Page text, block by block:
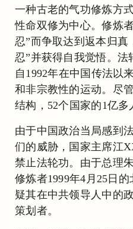
一种古老的气功修炼方
性命双修为中心。修炼
忍”而争取达到返本归真
忍”并获得自我觉悟。
自1992年在中国传法以
和非宗教性的运动。尽
结构，52个国家的1亿多
由于中国政治当局感到
们的威胁，国家主席江
禁止法轮功。由于总理
修炼者1999年4月25日
疑其在中共领导人中的
策划者。